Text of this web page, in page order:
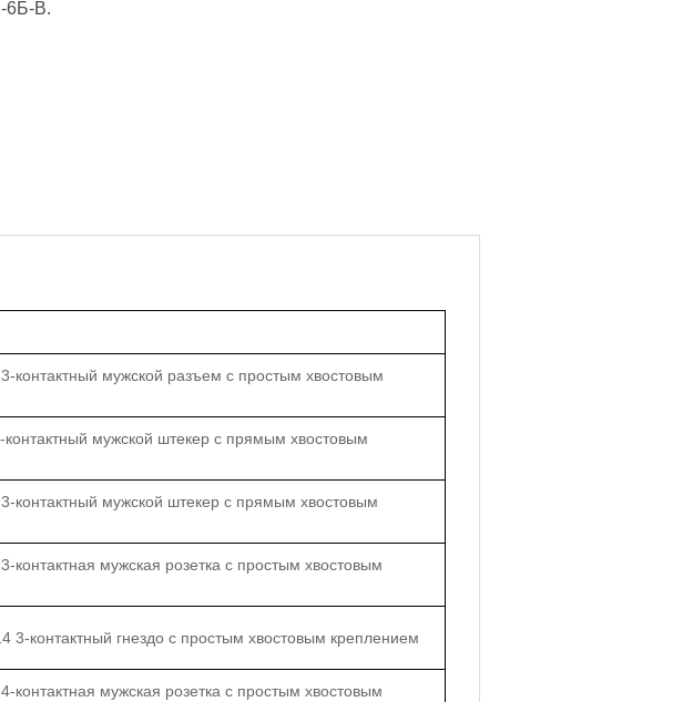
6Б-В.
мужской разъем с простым хвостовым
мужской штекер с прямым хвостовым
мужской штекер с прямым хвостовым
мужская розетка с простым хвостовым
контактный гнездо с простым хвостовым креплением
мужская розетка с простым хвостовым